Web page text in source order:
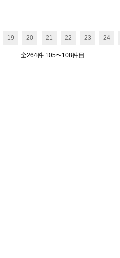
19 20 21 22 23 24
全264件 105〜108件目